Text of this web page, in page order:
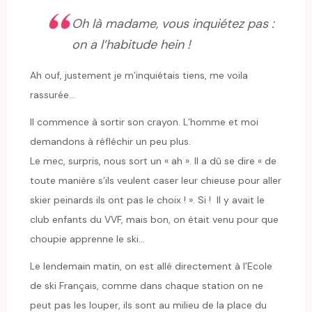
Oh là madame, vous inquiétez pas :
on a l’habitude hein !
Ah ouf, justement je m’inquiétais tiens, me voila
rassurée…
Il commence à sortir son crayon. L’homme et moi
demandons à réfléchir un peu plus.
Le mec, surpris, nous sort un « ah ». Il a dû se dire « de
toute manière s’ils veulent caser leur chieuse pour aller
skier peinards ils ont pas le choix ! ». Si ! Il y avait le
club enfants du VVF, mais bon, on était venu pour que
choupie apprenne le ski…
Le lendemain matin, on est allé directement à l’Ecole
de ski Français, comme dans chaque station on ne
peut pas les louper, ils sont au milieu de la place du